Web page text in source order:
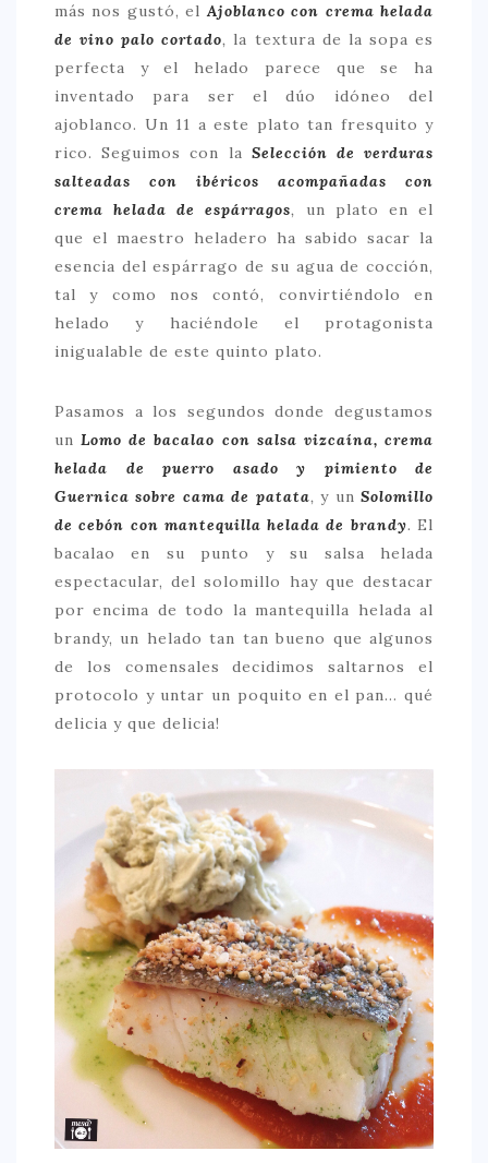
más nos gustó, elAjoblanco con crema helada
de vino palo cortado, la textura de la sopa es
perfecta y el helado parece que se ha
inventado para ser el dúo idóneo del
ajoblanco. Un 11 a este plato tan fresquito y
rico. Seguimos con la Selección de verduras
salteadas con ibéricos acompañadas con
crema helada de espárragos, un plato en el
que el maestro heladero ha sabido sacar la
esencia del espárrago de su agua de cocción,
tal y como nos contó, convirtiéndolo en
helado y haciéndole el protagonista
inigualable de este quinto plato.
Pasamos a los segundos donde degustamos
unLomo de bacalao con salsa vizcaína, crema
helada de puerro asado y pimiento de
Guernica sobre cama de patata,y un Solomillo
de cebón con mantequilla helada de brandy. El
bacalao en su punto y su salsa helada
espectacular, del solomillo hay que destacar
por encima de todo la mantequilla helada al
brandy, un helado tan tan bueno que algunos
de los comensales decidimos saltarnos el
protocolo y untar un poquito en el pan… qué
delicia y que delicia!